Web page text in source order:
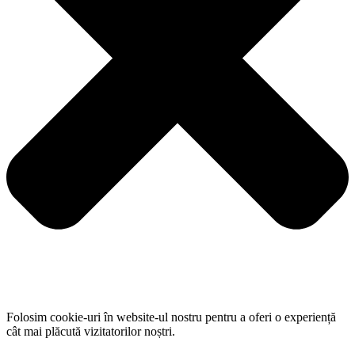
Folosim cookie-uri în website-ul nostru pentru a oferi o experiență
cât mai plăcută vizitatorilor noștri.